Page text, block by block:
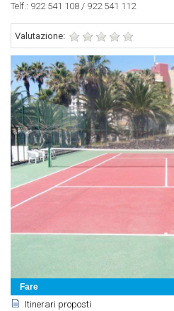
Fare
Itinerari proposti
Telf.: 922 541 108 / 922 541 112
Valutazione: